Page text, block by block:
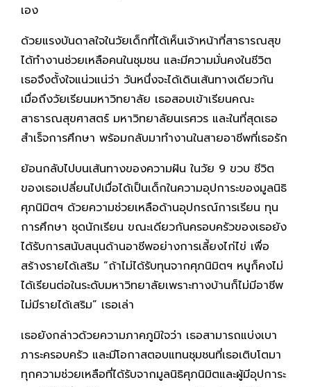
เอง
ด้วยแรงบันดาลใจในวัยเด็กที่ได้เห็นเจ้าหน้าที่สาธารณสุข
ได้ทำงานช่วยเหลือคนในชุมชน และมีความมั่นคงในชีวิต
เธอจึงตั้งใจแน่วแน่ว่า วันหนึ่งจะได้เดินเส้นทางเดียวกัน
เมื่อถึงวัยเรียนมหาวิทยาลัย เธอสอบเข้าเรียนคณะ
สาธารณสุขศาสตร์ มหาวิทยาลัยนเรศวร และในที่สุดเธอ
สำเร็จการศึกษา พร้อมกลับมาทำงานในสายอาชีพที่เธอรัก
ย้อนกลับไปบนเส้นทางของความฝัน ในวัย 9 ขวบ ชีวิต
ของเธอเปลี่ยนไปเมื่อได้เป็นเด็กในความอุปการะของมูลนิธิ
ศุภนิมิตฯ ด้วยความช่วยเหลือด้านอุปกรณ์การเรียน ทุน
การศึกษา ชุดนักเรียน ขณะเดียวกันครอบครัวของเธอยัง
ได้รับการสนับสนุนด้านอาชีพอย่างการเลี้ยงไก่ไข่ เพื่อ
สร้างรายได้เสริม “ถ้าไม่ได้รับทุนจากศุภนิมิตฯ หนูก็คงไม่
ได้เรียนต่อในระดับมหาวิทยาลัยเพราะทางบ้านก็ไม่มีอาชีพ
ไม่มีรายได้เสริม” เธอเล่า
เธอยังกล่าวด้วยความภาคภูมิใจว่า เธอสามารถแบ่งเบา
ภาระครอบครัว และมีโอกาสตอบแทนชุมชนที่เธอเติบโตมา
ทุกความช่วยเหลือที่ได้รับจากมูลนิธิศุภนิมิตและผู้มีอุปการะ